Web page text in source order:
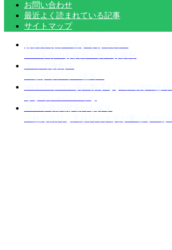
お問い合わせ
最近よく読まれている記事
サイトマップ